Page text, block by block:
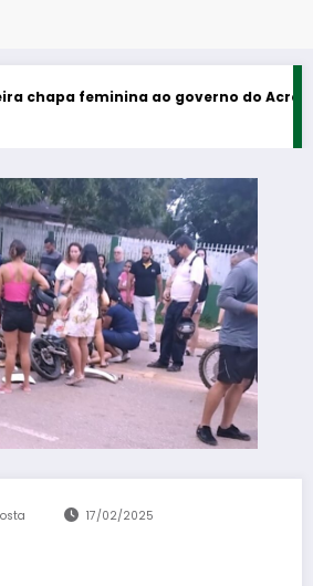
feminina ao governo do Acre reúne
17/02/2025